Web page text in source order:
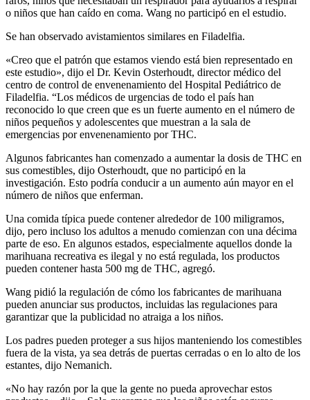
o niños que han caído en coma. Wang no participó en el estudio.
Se han observado avistamientos similares en Filadelfia.
«Creo que el patrón que estamos viendo está bien representado en
este estudio», dijo el Dr. Kevin Osterhoudt, director médico del
centro de control de envenenamiento del Hospital Pediátrico de
Filadelfia. “Los médicos de urgencias de todo el país han
reconocido lo que creen que es un fuerte aumento en el número de
niños pequeños y adolescentes que muestran a la sala de
emergencias por envenenamiento por THC.
Algunos fabricantes han comenzado a aumentar la dosis de THC en
sus comestibles, dijo Osterhoudt, que no participó en la
investigación. Esto podría conducir a un aumento aún mayor en el
número de niños que enferman.
Una comida típica puede contener alrededor de 100 miligramos,
dijo, pero incluso los adultos a menudo comienzan con una décima
parte de eso. En algunos estados, especialmente aquellos donde la
marihuana recreativa es ilegal y no está regulada, los productos
pueden contener hasta 500 mg de THC, agregó.
Wang pidió la regulación de cómo los fabricantes de marihuana
pueden anunciar sus productos, incluidas las regulaciones para
garantizar que la publicidad no atraiga a los niños.
Los padres pueden proteger a sus hijos manteniendo los comestibles
fuera de la vista, ya sea detrás de puertas cerradas o en lo alto de los
estantes, dijo Nemanich.
«No hay razón por la que la gente no pueda aprovechar estos